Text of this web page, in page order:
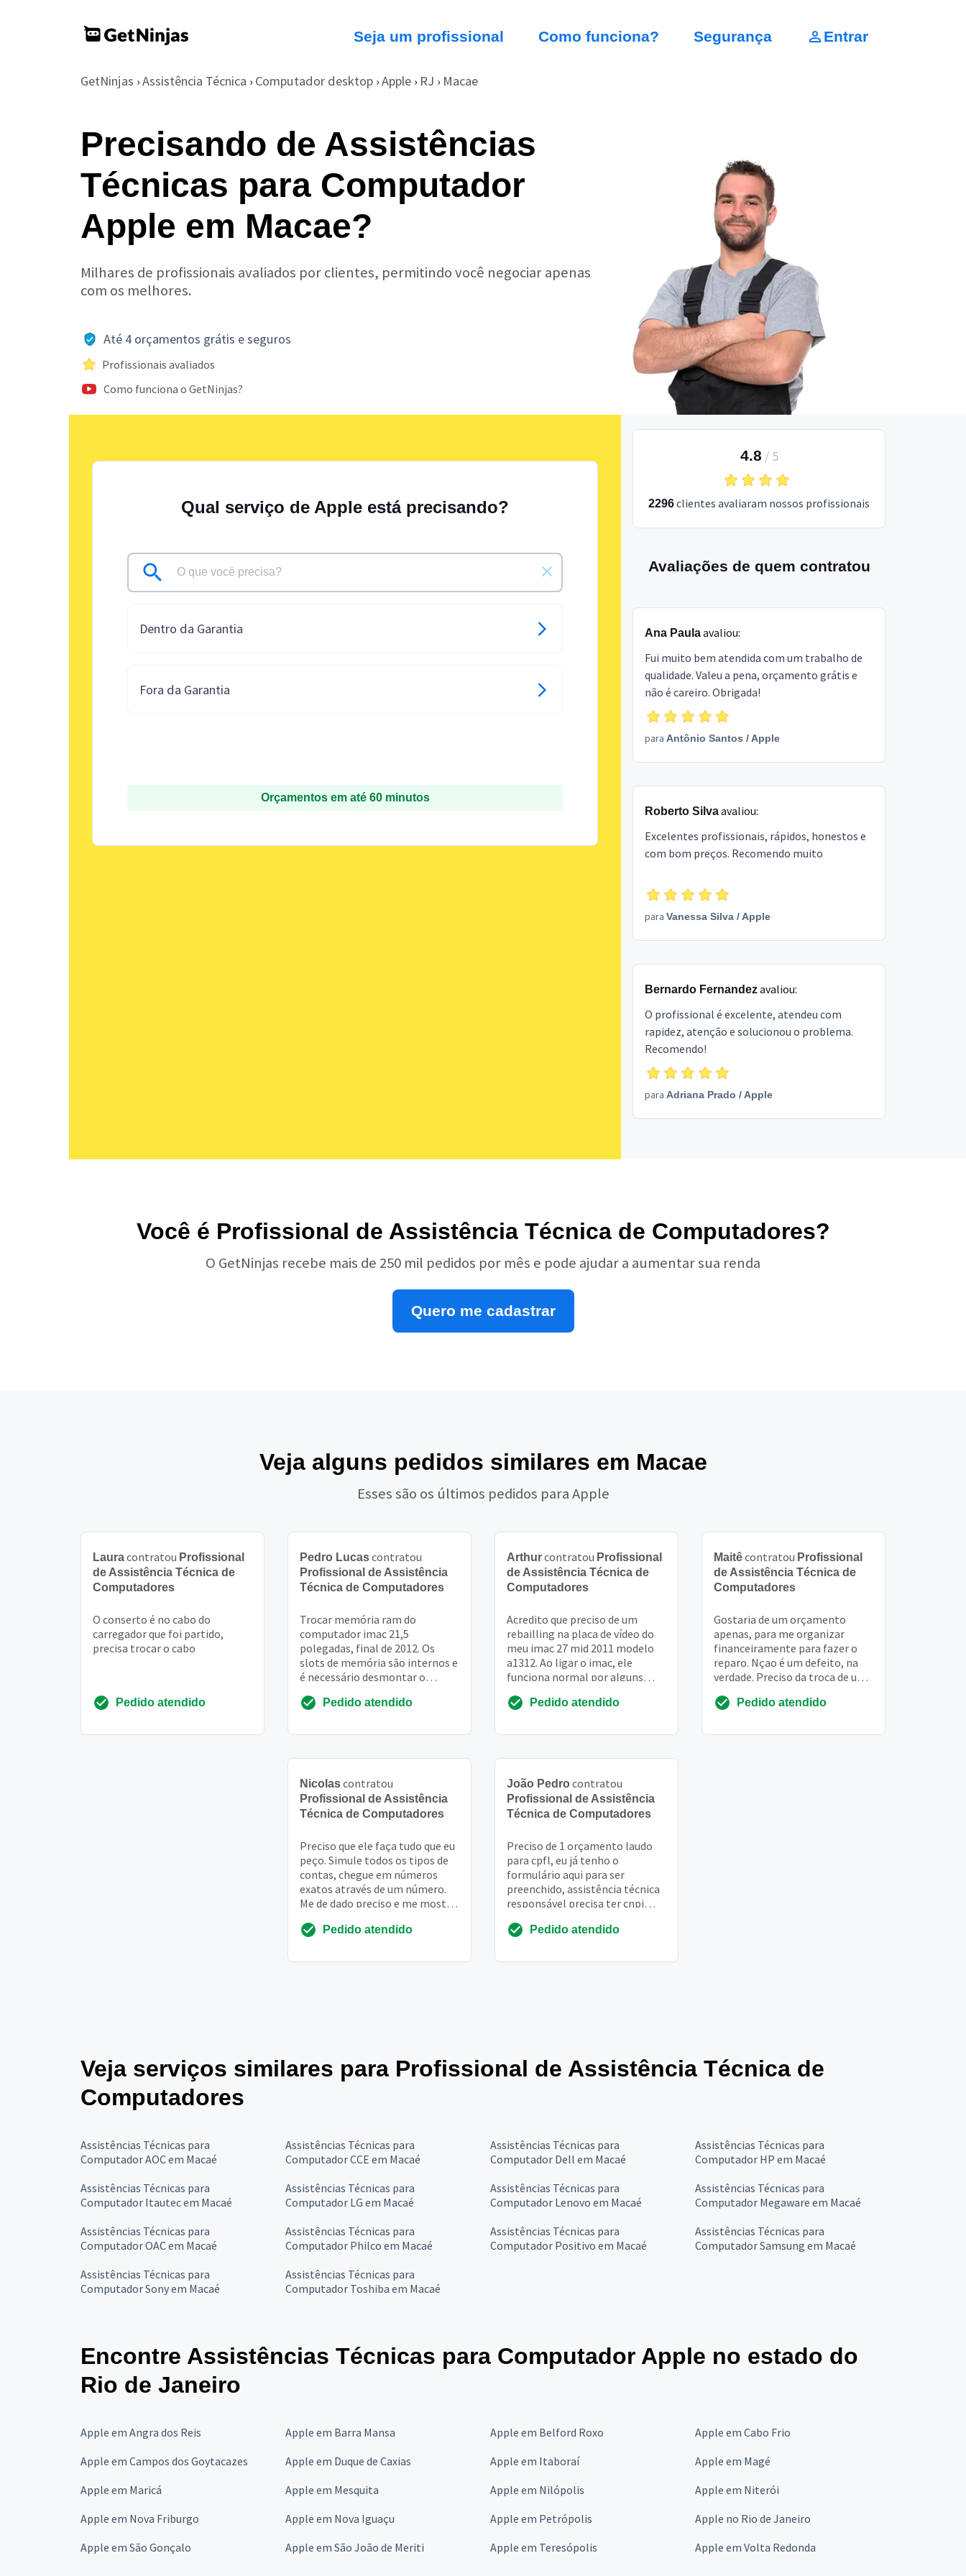
Seja um profissional Como funciona? Segurança Entrar
GetNinjas › Assistência Técnica › Computador desktop › Apple › RJ › Macae
Precisando de Assistências
Técnicas para Computador
Apple em Macae?
Milhares de profissionais avaliados por clientes, permitindo você negociar apenas
com os melhores.
Até 4 orçamentos grátis e seguros
Profissionais avaliados
Como funciona o GetNinjas?
Qual serviço de Apple está precisando?
Dentro da Garantia
Fora da Garantia
Orçamentos em até 60 minutos
4.8 / 5
2296clientes avaliaram nossos profissionais
Avaliações de quem contratou
Ana Paulaavaliou:
Fui muito bem atendida com um trabalho de
qualidade. Valeu a pena, orçamento grátis e
não é careiro. Obrigada!
para Antônio Santos / Apple
Roberto Silvaavaliou:
Excelentes profissionais, rápidos, honestos e
com bom preços. Recomendo muito
para Vanessa Silva / Apple
Bernardo Fernandezavaliou:
O profissional é excelente, atendeu com
rapidez, atenção e solucionou o problema.
Recomendo!
para Adriana Prado / Apple
Você é Profissional de Assistência Técnica de Computadores?
O GetNinjas recebe mais de 250 mil pedidos por mês e pode ajudar a aumentar sua renda
Quero me cadastrar
Veja alguns pedidos similares em Macae
Esses são os últimos pedidos para Apple
Lauracontratou Profissional
de Assistência Técnica de
Computadores
O conserto é no cabo do
carregador que foi partido,
precisa trocar o cabo
Pedido atendido
Pedro Lucascontratou
Profissional de Assistência
Técnica de Computadores
Trocar memória ram do
computador imac 21,5
polegadas, final de 2012. Os
slots de memória são internos e
é necessário desmontar o
substituição da memória ram
Pedido atendido
Arthurcontratou Profissional
de Assistência Técnica de
Computadores
Acredito que preciso de um
rebailling na placa de vídeo do
meu imac 27 mid 2011 modelo
a1312. Ao ligar o imac, ele
funciona normal por alguns
de riscos e...
Pedido atendido
Maitêcontratou Profissional
de Assistência Técnica de
Computadores
Gostaria de um orçamento
apenas, para me organizar
financeiramente para fazer o
reparo. Nçao é um defeito, na
verdade. Preciso da troca de um
Pedido atendido
Nicolascontratou
Profissional de Assistência
Técnica de Computadores
Preciso que ele faça tudo que eu
peço. Simule todos os tipos de
contas, chegue em números
exatos através de um número.
Me de dado preciso e me mostre
Pedido atendido
João Pedro contratou
Profissional de Assistência
Técnica de Computadores
Preciso de 1 orçamento laudo
para cpfl, eu já tenho o
formulário aqui para ser
preenchido, assistência técnica
responsável precisa ter cnpj
ou crt ou cft ,...
Pedido atendido
Veja serviços similares para Profissional de Assistência Técnica de
Computadores
Assistências Técnicas para
Computador AOC em Macaé
Assistências Técnicas para
Computador CCE em Macaé
Assistências Técnicas para
Computador Dell em Macaé
Assistências Técnicas para
Computador HP em Macaé
Assistências Técnicas para
Computador Itautec em Macaé
Assistências Técnicas para
Computador LG em Macaé
Assistências Técnicas para
Computador Lenovo em Macaé
Assistências Técnicas para
Computador Megaware em Macaé
Assistências Técnicas para
Computador OAC em Macaé
Assistências Técnicas para
Computador Philco em Macaé
Assistências Técnicas para
Computador Positivo em Macaé
Assistências Técnicas para
Computador Samsung em Macaé
Assistências Técnicas para
Computador Sony em Macaé
Assistências Técnicas para
Computador Toshiba em Macaé
Encontre Assistências Técnicas para Computador Apple no estado do
Rio de Janeiro
Apple em Angra dos Reis Apple em Barra Mansa Apple em Belford Roxo
Apple em Cabo Frio
Apple em Campos dos Goytacazes
Apple em Duque de Caxias Apple em Itaboraí
Apple em Magé
Apple em Maricá
Apple em Mesquita Apple em Nilópolis
Apple em Niterói
Apple em Nova Friburgo
Apple em Nova Iguaçu Apple em Petrópolis
Apple no Rio de Janeiro
Apple em São Gonçalo
Apple em São João de Meriti Apple em Teresópolis Apple em Volta Redonda